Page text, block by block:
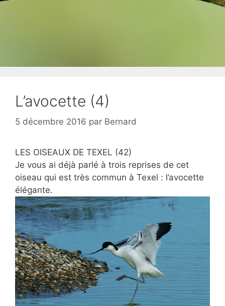
L’avocette (4)
5 décembre 2016 par Bernard
LES OISEAUX DE TEXEL (42)
Je vous ai déjà parlé à trois reprises de cet
oiseau qui est très commun à Texel : l’avocette
élégante.